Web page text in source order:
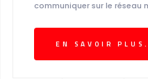
communiquer sur le réseau
EN SAVOIR